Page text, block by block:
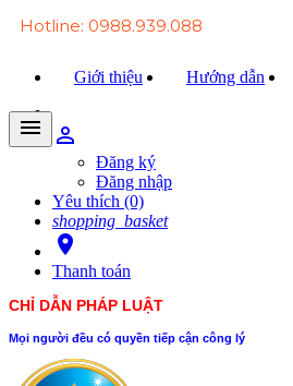
Hotline: 0988.939.088
Giới thiệu Hướng dẫn
person_outline
Đăng ký
Đăng nhập
Yêu thích (0)
shopping_basket
room
Thanh toán
menu
CHỈ DẪN PHÁP LUẬT
Mọi người đều có quyền tiếp cận công lý
Văn bản Luật
Văn bản Đảng
Tài liệu
Hỏi - đáp